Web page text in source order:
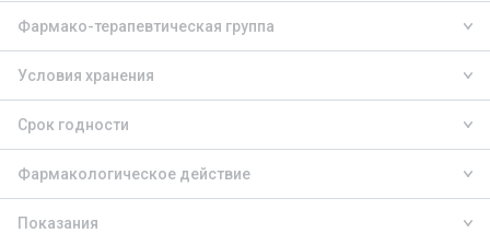
Фармако-терапевтическая группа
Условия хранения
Срок годности
Фармакологическое действие
Показания